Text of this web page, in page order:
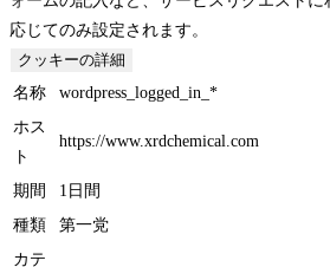
応じてのみ設定されます。
クッキーの詳細
名称
wordpress_logged_in_*
ホス
ト
https://www.xrdchemical.com
期間
1日間
種類
第一党
カテ